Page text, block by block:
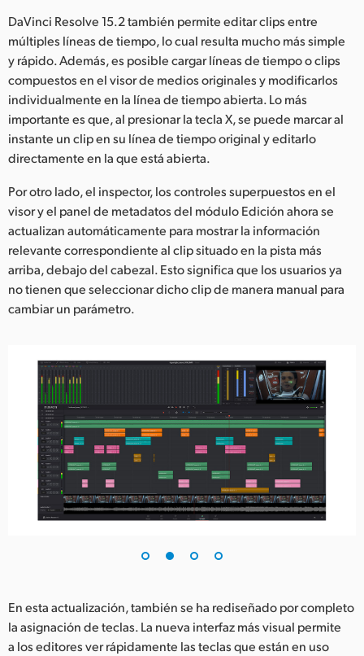
United Kingdom
DaVinci Resolve 15.2 también permite editar clips entre
múltiples líneas de tiempo, lo cual resulta mucho más simple
y rápido. Además, es posible cargar líneas de tiempo o clips
compuestos en el visor de medios originales y modificarlos
individualmente en la línea de tiempo abierta. Lo más
importante es que, al presionar la tecla X, se puede marcar al
instante un clip en su línea de tiempo original y editarlo
directamente en la que está abierta.
Por otro lado, el inspector, los controles superpuestos en el
visor y el panel de metadatos del módulo Edición ahora se
actualizan automáticamente para mostrar la información
relevante correspondiente al clip situado en la pista más
arriba, debajo del cabezal. Esto significa que los usuarios ya
no tienen que seleccionar dicho clip de manera manual para
cambiar un parámetro.
En esta actualización, también se ha rediseñado por completo
la asignación de teclas. La nueva interfaz más visual permite
a los editores ver rápidamente las teclas que están en uso